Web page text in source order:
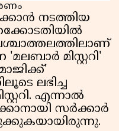
നടത്തിയ
മിസ്റ്ററി'
ലഭിച്ച
എന്നാൽ
സർക്കാർ